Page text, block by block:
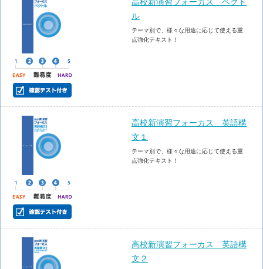
ル
テーマ別で、様々な用途に応じて使える重
点強化テキスト！
高校新演習フォーカス 英語構
文１
テーマ別で、様々な用途に応じて使える重
点強化テキスト！
高校新演習フォーカス 英語構
文２